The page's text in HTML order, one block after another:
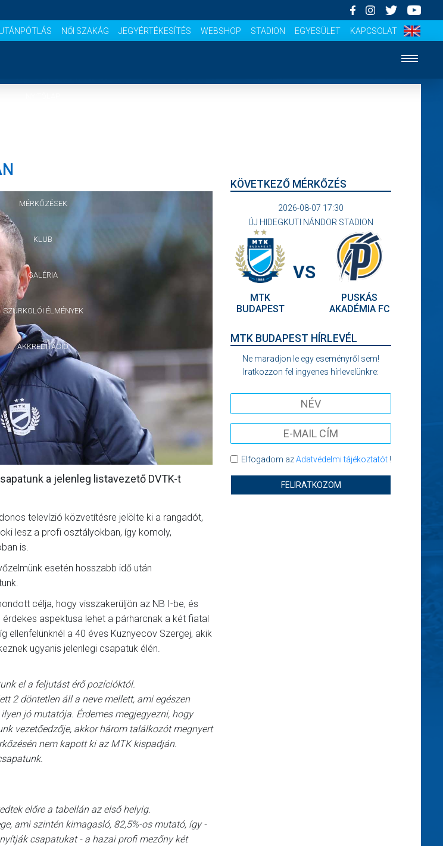
UTÁNPÓTLÁS NŐI SZAKÁG JEGYÉRTÉKESÍTÉS WEBSHOP STADION EGYESÜLET KAPCSOLAT
MÉRKŐZÉSEK
KLUB
GALÉRIA
SZURKOLÓI ÉLMÉNYEK
AKKREDITÁCIÓ
a jelenleg listavezető DVTK-t
televízió közvetítésre jelölte ki a rangadót,
lesz a profi osztályokban, így komoly,
is.
esetén hosszabb idő után
célja, hogy visszakerüljön az NB I-be, és
aspektusa lehet a párharcnak a két fiatal
ellenfelünknél a 40 éves Kuznyecov Szergej, akik
ugyanis jelenlegi csapatuk élén.
el a feljutást érő pozícióktól.
2 döntetlen áll a neve mellett, ami egészen
jó mutatója. Érdemes megjegyezni, hogy
vezetőedzője, akkor három találkozót megnyert
nem kapott ki az MTK kispadján.
előre a tabellán az első helyig.
ami szintén kimagasló, 82,5%-os mutató, így -
csapatukat - a hazai profi mezőny két
KÖVETKEZŐ MÉRKŐZÉS
2026-08-07 17:30
ÚJ HIDEGKUTI NÁNDOR STADION
MTK
BUDAPEST
VS
PUSKÁS
AKADÉMIA FC
MTK BUDAPEST HÍRLEVÉL
Ne maradjon le egy eseményről sem!
Iratkozzon fel ingyenes hírlevelünkre:
Elfogadom azAdatvédelmi tájékoztatót!
FELIRATKOZOM